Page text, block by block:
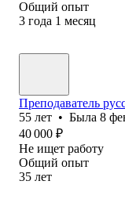
Общий опыт
3 года 1 месяц
Преподаватель
55 лет • Была 8
40 000 ₽
Не ищет работу
Общий опыт
35 лет